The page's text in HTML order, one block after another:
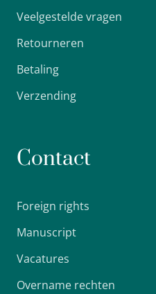
Veelgestelde vragen
Retourneren
Betaling
Verzending
Contact
Foreign rights
Manuscript
Vacatures
Overname rechten